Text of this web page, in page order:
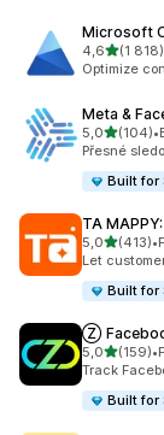
Microsoft
4,6z 5 hvězd
(1 818)
Celkový
Optimize
Meta &
5,0z 5 hvězd
(104)
Celkový •
Přesné
Built for
TA
5,0z 5 hvězd
(413)
Celkový •
Let
Built for
Ⓩ
5,0z 5 hvězd
(159)
Celkový •
Track
Built for